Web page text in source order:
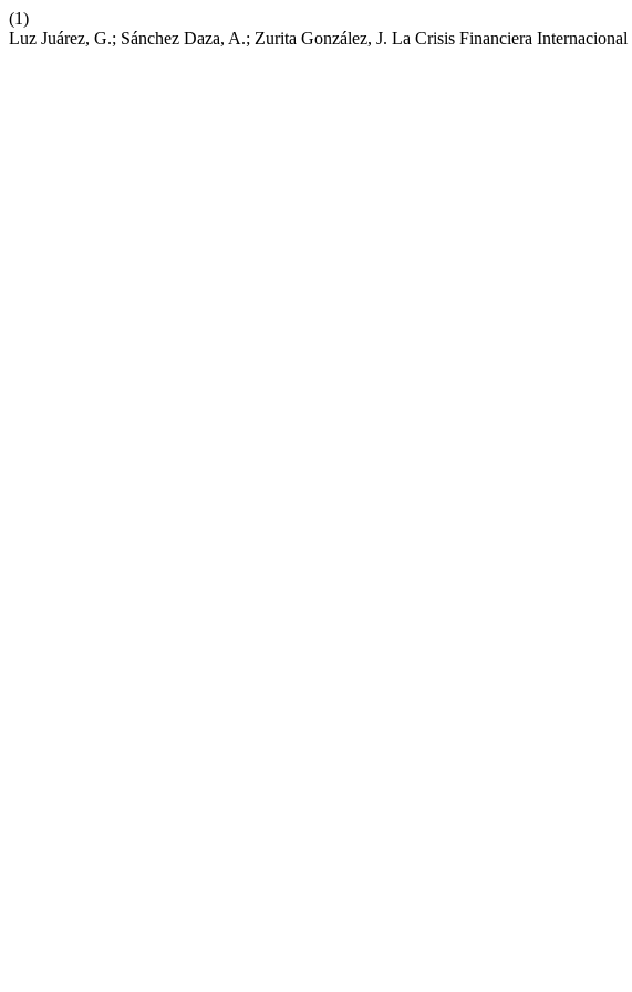
(1)
Luz Juárez, G.; Sánchez Daza, A.; Zurita González, J. La Crisis Financiera